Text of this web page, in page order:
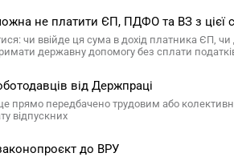
не платити ЄП, ПДФО та ВЗ з цієї
чи ввійде ця сума в дохід платника ЄП,
державну допомогу без сплати
від Держпраці
прямо передбачено трудовим або
відпускних
до ВРУ